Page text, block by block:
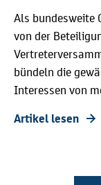
Als bundesweite
von der
bündeln die
Interessen von
Artikel lesen